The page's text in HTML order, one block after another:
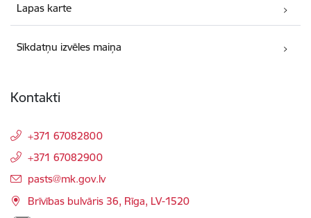
Lapas karte
Sīkdatņu izvēles maiņa
Kontakti
+371 67082800
+371 67082900
E-pasts:
pasts@mk.gov.lv
Brīvības bulvāris 36, Rīga, LV-1520